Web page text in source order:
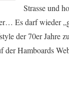
Strasse und
Es darf wieder
der 70er Jahre
der Hamboards